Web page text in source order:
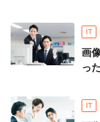
IT
画
っ
IT